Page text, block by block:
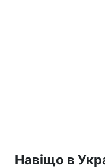
Навіщо в